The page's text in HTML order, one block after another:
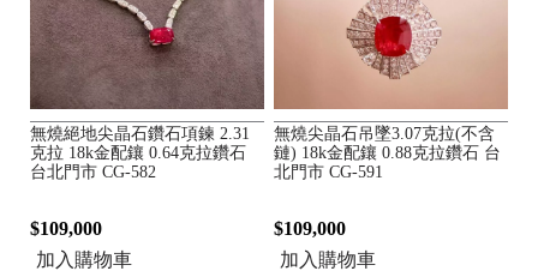
無燒絕地尖晶石鑽石項鍊 2.31
克拉 18k金配鑲 0.64克拉鑽石
台北門市 CG-582
$109,000
加入購物車
無燒尖晶石吊墜3.07克拉(不含
鏈) 18k金配鑲 0.88克拉鑽石 台
北門市 CG-591
$109,000
加入購物車